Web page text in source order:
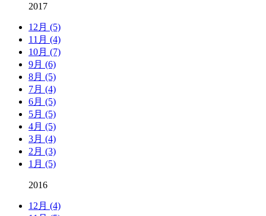
2017
12月 (5)
11月 (4)
10月 (7)
9月 (6)
8月 (5)
7月 (4)
6月 (5)
5月 (5)
4月 (5)
3月 (4)
2月 (3)
1月 (5)
2016
12月 (4)